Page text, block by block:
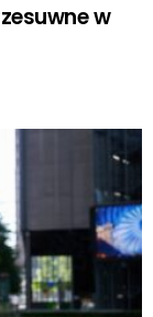
w